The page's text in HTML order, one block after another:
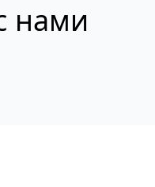
нами